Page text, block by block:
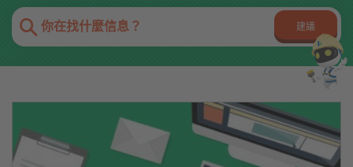
搜
尋
你在找什麼信息？ 建議